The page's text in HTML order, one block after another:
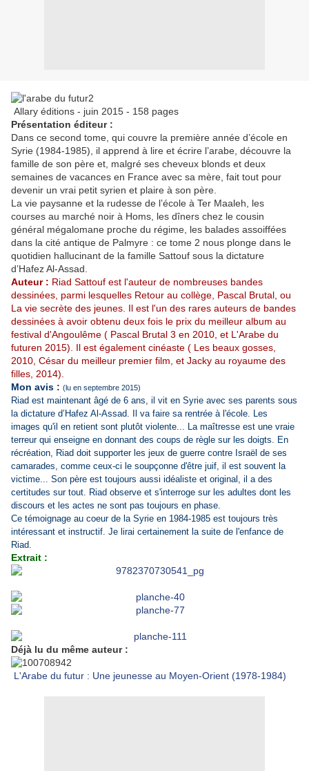
Allary éditions - juin 2015 - 158 pages
Présentation éditeur :
Dans ce second tome, qui couvre la première année d’école en
Syrie (1984-1985), il apprend à lire et écrire l’arabe, découvre la
famille de son père et, malgré ses cheveux blonds et deux
semaines de vacances en France avec sa mère, fait tout pour
devenir un vrai petit syrien et plaire à son père.
La vie paysanne et la rudesse de l’école à Ter Maaleh, les
courses au marché noir à Homs, les dîners chez le cousin
général mégalomane proche du régime, les balades assoiffées
dans la cité antique de Palmyre : ce tome 2 nous plonge dans le
quotidien hallucinant de la famille Sattouf sous la dictature
d’Hafez Al-Assad.
Auteur : Riad Sattouf est l'auteur de nombreuses bandes
dessinées, parmi lesquelles Retour au collège, Pascal Brutal, ou
La vie secrète des jeunes. Il est l'un des rares auteurs de bandes
dessinées à avoir obtenu deux fois le prix du meilleur album au
festival d'Angoulême ( Pascal Brutal 3 en 2010, et L'Arabe du
futuren 2015). Il est également cinéaste ( Les beaux gosses,
2010, César du meilleur premier film, et Jacky au royaume des
filles, 2014).
Mon avis : (lu en septembre 2015)
Riad est maintenant âgé de 6 ans, il vit en Syrie avec ses parents sous
la dictature d’Hafez Al-Assad. Il va faire sa rentrée à l'école. Les
images qu'il en retient sont plutôt violente... La maîtresse est une vraie
terreur qui enseigne en donnant des coups de règle sur les doigts. En
récréation, Riad doit supporter les jeux de guerre contre Israël de ses
camarades, comme ceux-ci le soupçonne d'être juif, il est souvent la
victime... Son père est toujours aussi idéaliste et original, il a des
certitudes sur tout. Riad observe et s'interroge sur les adultes dont les
discours et les actes ne sont pas toujours en phase.
Ce témoignage au coeur de la Syrie en 1984-1985 est toujours très
intéressant et instructif. Je lirai certainement la suite de l'enfance de
Riad.
Extrait :
Déjà lu du même auteur :
L'Arabe du futur : Une jeunesse au Moyen-Orient (1978-1984)